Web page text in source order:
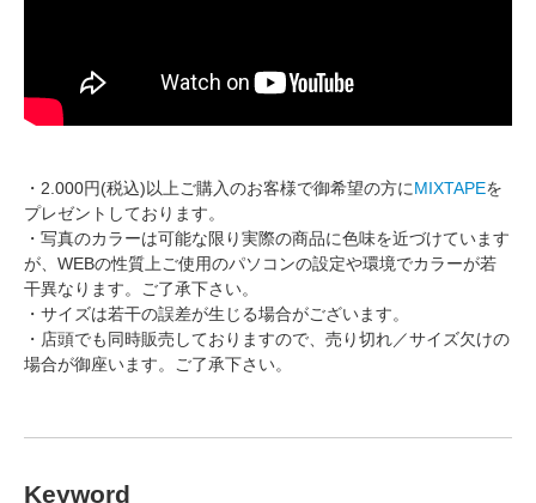
・2.000円(税込)以上ご購入のお客様で御希望の方にMIXTAPEを
プレゼントしております。
・写真のカラーは可能な限り実際の商品に色味を近づけています
が、WEBの性質上ご使用のパソコンの設定や環境でカラーが若
干異なります。ご了承下さい。
・サイズは若干の誤差が生じる場合がございます。
・店頭でも同時販売しておりますので、売り切れ／サイズ欠けの
場合が御座います。ご了承下さい。
Keyword